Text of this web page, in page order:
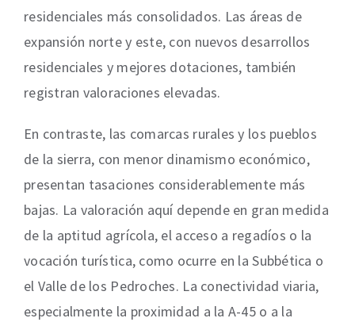
residenciales más consolidados. Las áreas de
expansión norte y este, con nuevos desarrollos
residenciales y mejores dotaciones, también
registran valoraciones elevadas.
En contraste, las comarcas rurales y los pueblos
de la sierra, con menor dinamismo económico,
presentan tasaciones considerablemente más
bajas. La valoración aquí depende en gran medida
de la aptitud agrícola, el acceso a regadíos o la
vocación turística, como ocurre en la Subbética o
el Valle de los Pedroches. La conectividad viaria,
especialmente la proximidad a la A-45 o a la